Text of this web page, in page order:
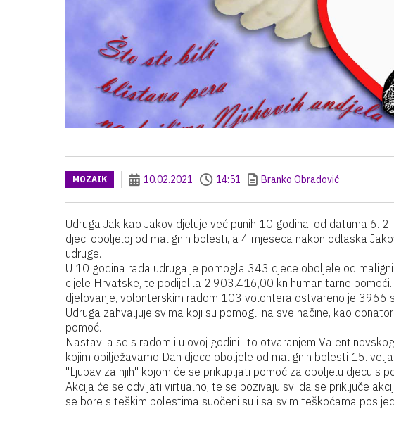
MOZAIK 10.02.2021 14:51 Branko Obradović
Udruga Jak kao Jakov djeluje već punih 10 godina, od datuma 6.
djeci oboljeloj od malignih bolesti, a 4 mjeseca nakon odlaska
udruge.
U 10 godina rada udruga je pomogla 343 djece oboljele od
cijele Hrvatske, te podijelila 2.903.416,00 kn humanitarne
djelovanje, volonterskim radom 103 volontera ostvareno je 3966
Udruga zahvaljuje svima koji su pomogli na sve načine, kao
pomoć.
Nastavlja se s radom i u ovoj godini i to otvaranjem
kojim obilježavamo Dan djece oboljele od malignih bolesti 15.
"Ljubav za njih" kojom će se prikupljati pomoć za oboljelu djecu s
Akcija će se odvijati virtualno, te se pozivaju svi da se priključe
se bore s teškim bolestima suočeni su i sa svim teškoćama